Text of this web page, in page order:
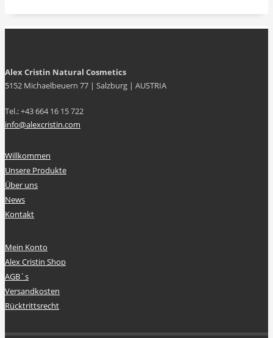
Alex Cristin Natural Cosmetics
5152 Michaelbeuern 77 | Salzburg | AUSTRIA
Tel.: +43 664 16 15 722
info@alexcristin.com
Willkommen
Unsere Produkte
Über uns
News
Kontakt
Mein Konto
Alex Cristin Shop
AGB´s
Versandkosten
Rücktrittsrecht